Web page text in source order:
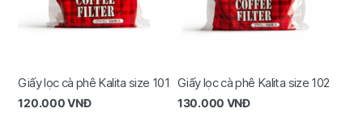
Giấy lọc cà phê Kalita size 101
120.000VNĐ
Giấy lọc cà phê Kalita size 102
130.000 VNĐ